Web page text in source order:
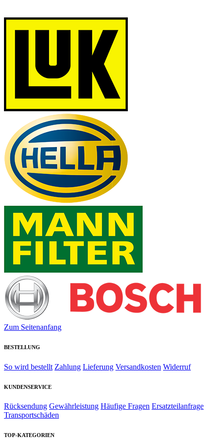
Zum Seitenanfang
BESTELLUNG
So wird bestellt Zahlung Lieferung Versandkosten Widerruf
KUNDENSERVICE
Rücksendung Gewährleistung Häufige Fragen Ersatzteilanfrage
Transportschäden
TOP-KATEGORIEN